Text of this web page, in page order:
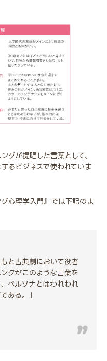
グが提唱した言葉として、
るビジネスで使われていま
心理学入門』では下記のよ
と古典劇において役者
グがこのような言葉を
ペルソナとはわれわれ
ある。」